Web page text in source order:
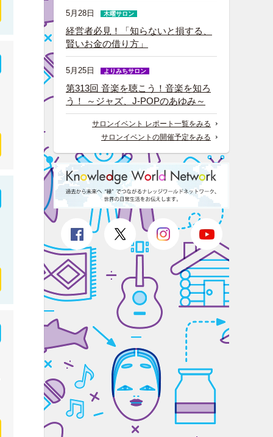
5月28日 木曜サロン
経営者必見！「知らないと損する、
賢いお金の借り方」
5月25日 よりみちサロン
第313回 音楽を聴こう！音楽を知ろ
う！ ～ジャズ、J-POPのあゆみ～
サロンイベント レポート一覧をみる
サロンイベントの開催予定をみる